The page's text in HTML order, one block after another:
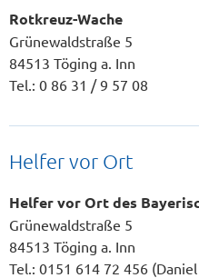
Rotkreuz-Wache
Grünewaldstraße 5
84513 Töging a. Inn
Tel.: 0 86 31 / 9 57 08
Helfer vor Ort
Helfer vor Ort des
Grünewaldstraße 5
84513 Töging a. Inn
Tel.: 0151 614 72 456